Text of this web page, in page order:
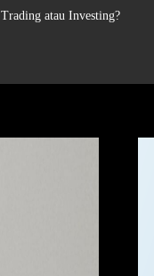
Trading atau Investing?